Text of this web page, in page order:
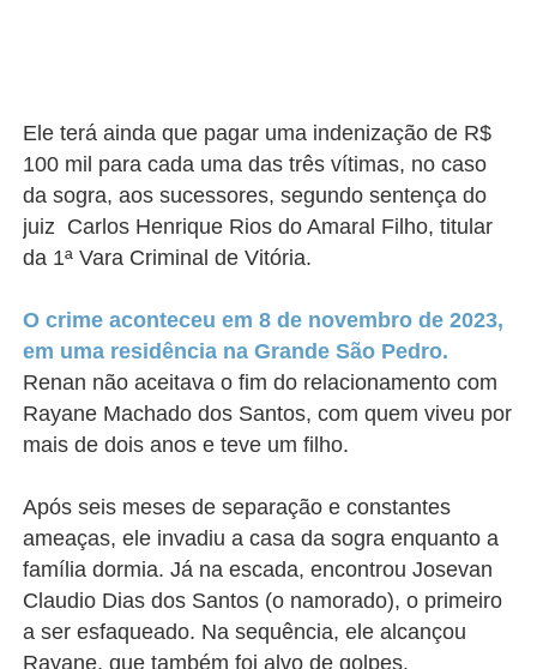
Ele terá ainda que pagar uma indenização de R$
100 mil para cada uma das três vítimas, no caso
da sogra, aos sucessores, segundo sentença do
juiz Carlos Henrique Rios do Amaral Filho, titular
da 1ª Vara Criminal de Vitória.
O crime aconteceu em 8 de novembro de 2023,
em uma residência na Grande São Pedro.
Renan não aceitava o fim do relacionamento com
Rayane Machado dos Santos, com quem viveu por
mais de dois anos e teve um filho.
Após seis meses de separação e constantes
ameaças, ele invadiu a casa da sogra enquanto a
família dormia. Já na escada, encontrou Josevan
Claudio Dias dos Santos (o namorado), o primeiro
a ser esfaqueado. Na sequência, ele alcançou
Rayane, que também foi alvo de golpes.